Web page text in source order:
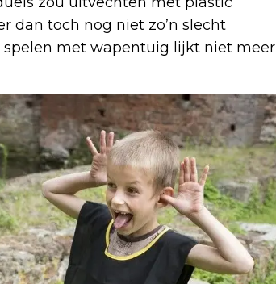
dan toch nog niet zo’n slecht
spelen met wapentuig lijkt niet meer